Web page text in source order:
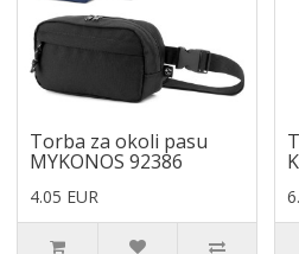
Torba za okoli pasu
MYKONOS 92386
4.05 EUR